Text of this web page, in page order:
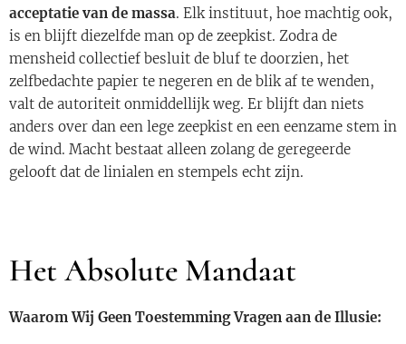
acceptatie van de massa. Elk instituut, hoe machtig ook,
is en blijft diezelfde man op de zeepkist. Zodra de
mensheid collectief besluit de bluf te doorzien, het
zelfbedachte papier te negeren en de blik af te wenden,
valt de autoriteit onmiddellijk weg. Er blijft dan niets
anders over dan een lege zeepkist en een eenzame stem in
de wind. Macht bestaat alleen zolang de geregeerde
gelooft dat de linialen en stempels echt zijn.
Het Absolute Mandaat
Waarom Wij Geen Toestemming Vragen aan de Illusie: